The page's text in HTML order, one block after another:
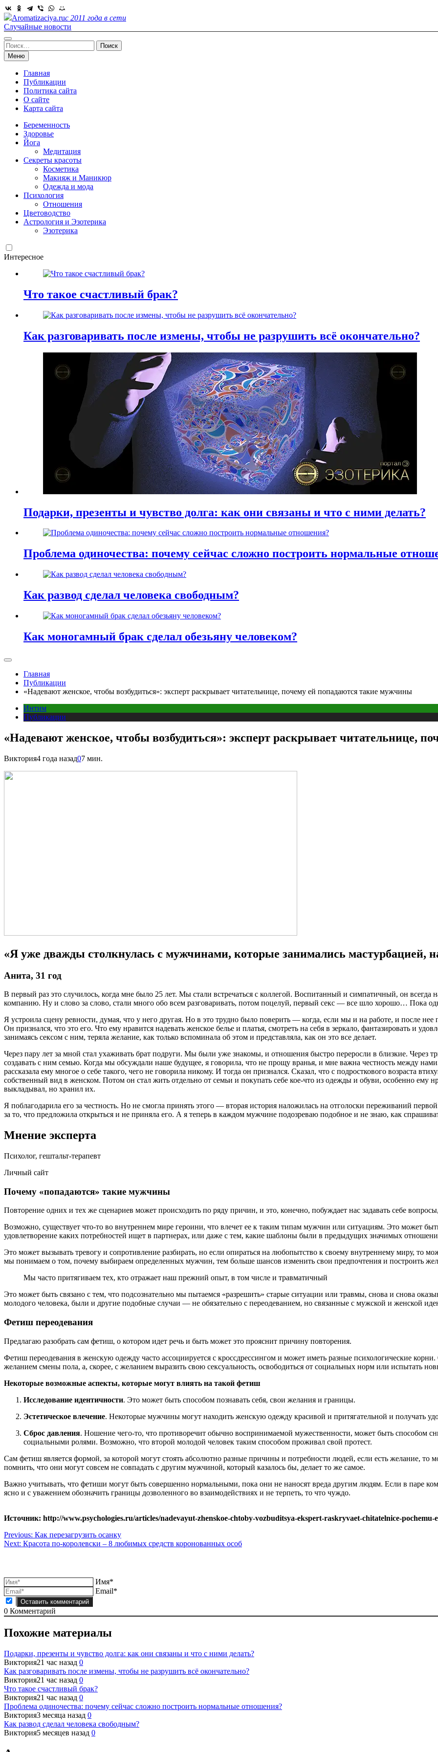
Skip
to
content
Aromatizaciya.ruс 2011 года в сети
Случайные новости
Найти:
Меню
Главная
Публикации
Политика сайта
О сайте
Карта сайта
Беременность
Здоровье
Йога
Медитация
Секреты красоты
Косметика
Макияж и Маникюр
Одежда и мода
Психология
Отношения
Цветоводство
Астрология и Эзотерика
Эзотерика
Интересное
Что такое счастливый брак?
Как разговаривать после измены, чтобы не разрушить всё окончательно?
Подарки, презенты и чувство долга: как они связаны и что с ними делать?
Проблема одиночества: почему сейчас сложно построить нормальные
Как развод сделал человека свободным?
Как моногамный брак сделал обезьяну человеком?
Главная
Публикации
«Надевают женское, чтобы возбудиться»: эксперт раскрывает читательнице, почему ей попадаются такие мужчины
Интим
Публикации
«Надевают женское, чтобы возбудиться»: эксперт раскрывает читательнице,
Виктория4 года назад07 мин.
«Я уже дважды столкнулась с мужчинами, которые занимались мастурбацией,
Анита, 31 год
В первый раз это случилось, когда мне было 25 лет. Мы стали встречаться с коллегой. Воспитанный и симпатичный, он
компанию. Ну и слово за слово, стали много обо всем разговаривать, потом поцелуй, первый секс — все шло хорошо… Пока
Я устроила сцену ревности, думая, что у него другая. Но в это трудно было поверить — когда, если мы и на работе, и после нее
Он признался, что это его. Что ему нравится надевать женское белье и платья, смотреть на себя в зеркало, фантазировать и
занимаясь сексом с ним, теряла желание, как только вспоминала об этом и представляла, как он это все делает.
Через пару лет за мной стал ухаживать брат подруги. Мы были уже знакомы, и отношения быстро переросли в близкие. Через
создавать с ним семью. Когда мы обсуждали наше будущее, я говорила, что не прощу вранья, и мне важна честность между
рассказала ему многое о себе такого, чего не говорила никому. И тогда он признался. Сказал, что с подросткового возраста
собственный вид в женском. Потом он стал жить отдельно от семьи и покупать себе кое-что из одежды и обуви, особенно ему
выкладывал, но хранил их.
Я поблагодарила его за честность. Но не смогла принять этого — вторая история наложилась на отголоски переживаний
за то, что предложила открыться и не приняла его. А я теперь в каждом мужчине подозреваю подобное и не знаю, как
Мнение эксперта
Психолог, гештальт-терапевт
Личный сайт
Почему «попадаются» такие мужчины
Повторение одних и тех же сценариев может происходить по ряду причин, и это, конечно, побуждает нас задавать себе
Возможно, существует что-то во внутреннем мире героини, что влечет ее к таким типам мужчин или ситуациям. Это может быть
удовлетворение каких потребностей ищет в партнерах, или даже с тем, какие шаблоны были в предыдущих значимых
Это может вызывать тревогу и сопротивление разбирать, но если опираться на любопытство к своему внутреннему миру, то
мы понимаем о том, почему выбираем определенных мужчин, тем больше шансов изменить свои предпочтения и построить
Мы часто притягиваем тех, кто отражает наш прежний опыт, в том числе и травматичный
Это может быть связано с тем, что подсознательно мы пытаемся «разрешить» старые ситуации или травмы, снова и снова
молодого человека, были и другие подобные случаи — не обязательно с переодеванием, но связанные с мужской и женской
Фетиш переодевания
Предлагаю разобрать сам фетиш, о котором идет речь и быть может это прояснит причину повторения.
Фетиш переодевания в женскую одежду часто ассоциируется с кроссдрессингом и может иметь разные психологические
желанием смены пола, а, скорее, с желанием выразить свою сексуальность, освободиться от социальных норм или испытать
Некоторые возможные аспекты, которые могут влиять на такой фетиш
Исследование идентичности. Это может быть способом познавать себя, свои желания и границы.
Эстетическое влечение. Некоторые мужчины могут находить женскую одежду красивой и притягательной и получать
Сброс давления. Ношение чего-то, что противоречит обычно воспринимаемой мужественности, может быть способом
социальными ролями. Возможно, что второй молодой человек таким способом проживал свой протест.
Сам фетиш является формой, за которой могут стоять абсолютно разные причины и потребности людей, если есть желание, то
помнить, что они могут совсем не совпадать с другим мужчиной, который казалось бы, делает то же самое.
Важно учитывать, что фетиши могут быть совершенно нормальными, пока они не наносят вреда другим людям. Если в паре
ясно и с уважением обозначить границы дозволенного во взаимодействиях и не терпеть, то что чуждо.
Источник: http://www.psychologies.ru/articles/nadevayut-zhenskoe-chtoby-vozbuditsya-ekspert-raskryvaet-chitatelnice-
Навигация
по
Previous: Как перезагрузить осанку
Next: Красота по-королевски – 8 любимых средств коронованных особ
Имя*
Email*
0 Комментарий
Похожие материалы
Подарки, презенты и чувство долга: как они связаны и что с ними делать?
Виктория21 час назад 0
Как разговаривать после измены, чтобы не разрушить всё окончательно?
Виктория21 час назад 0
Что такое счастливый брак?
Виктория21 час назад 0
Проблема одиночества: почему сейчас сложно построить нормальные отношения?
Виктория3 месяца назад 0
Как развод сделал человека свободным?
Виктория5 месяцев назад 0